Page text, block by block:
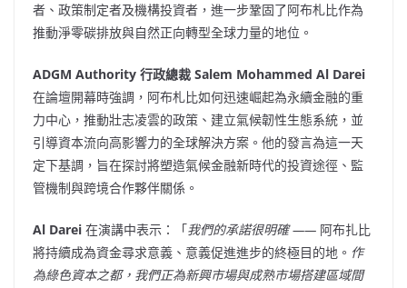
者、政策制定者及機構投資者，進一步鞏固了阿布札比作為
推動淨零碳排放與自然正向轉型全球力量的地位。
ADGM Authority 行政總裁 Salem Mohammed Al Darei
在論壇開幕時強調，阿布札比如何迅速崛起為永續金融的重
力中心，推動壯志凌雲的政策、建立氣候韌性生態系統，並
引導資本流向高影響力的全球解決方案。他的發言為這一天
定下基調，旨在探討將塑造氣候金融新時代的投資途徑、監
管機制與跨境合作夥伴關係。
Al Darei 在演講中表示：「我們的承諾很明確—— 阿布扎比
將持續成為資金尋求意義、意義促進進步的終極目的地。 作
為綠色資本之都，我們正為新興市場與成熟市場搭建區域間